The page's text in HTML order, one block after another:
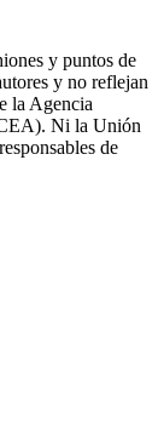
y puntos de
y no reflejan
la Agencia
Ni la Unión
de